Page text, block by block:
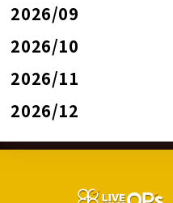
2026/09
2026/10
2026/11
2026/12